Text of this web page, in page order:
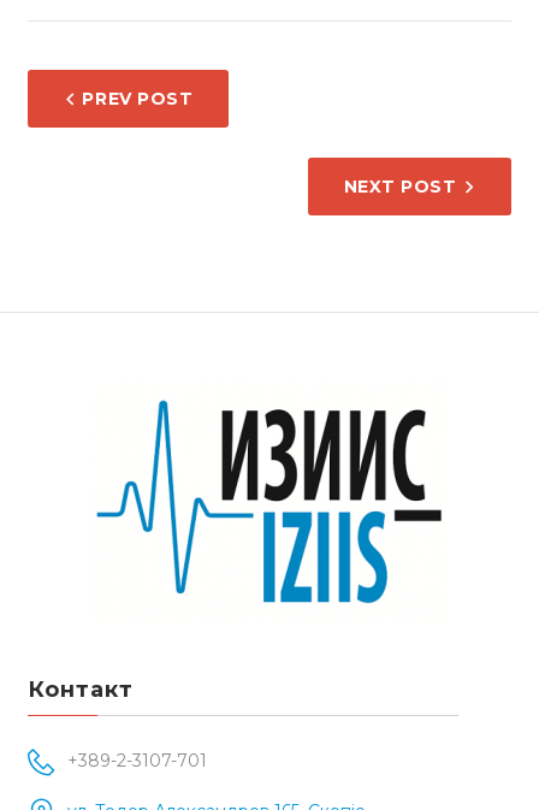
НАВИГАЦИЈА
НА
PREV POST
NEXT POST
Контакт
+389-2-3107-701